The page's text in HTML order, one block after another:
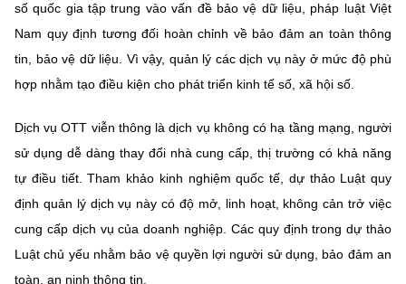
Địa chỉ: Ban Biên tập Cổng TTĐT - 18 Nguyễn Du, TP. Hà Nội
Điện thoại: 024 3936 9506
Email:stc@mst.gov.vn
©2026 Bản quyền thuộc Bộ Khoa Học và Công Nghệ
số quốc gia tập trung vào vấn đề bảo vệ dữ liệu, pháp luật Việt
Nam quy định tương đối hoàn chỉnh về bảo đảm an toàn thông
tin, bảo vệ dữ liệu. Vì vậy, quản lý các dịch vụ này ở mức độ phù
hợp nhằm tạo điều kiện cho phát triển kinh tế số, xã hội số.
Dịch vụ OTT viễn thông là dịch vụ không có hạ tầng mạng, người
sử dụng dễ dàng thay đổi nhà cung cấp, thị trường có khả năng
tự điều tiết. Tham khảo kinh nghiệm quốc tế, dự thảo Luật quy
định quản lý dịch vụ này có độ mở, linh hoạt, không cản trở việc
cung cấp dịch vụ của doanh nghiệp. Các quy định trong dự thảo
Luật chủ yếu nhằm bảo vệ quyền lợi người sử dụng, bảo đảm an
toàn, an ninh thông tin.